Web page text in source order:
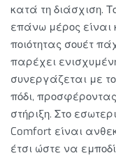
κατά τη διάσχιση.
επάνω μέρος
ποιότητας σουέτ
παρέχει
συνεργάζεται με
πόδι,
στήριξη. Στο
Comfort είναι
έτσι ώστε να